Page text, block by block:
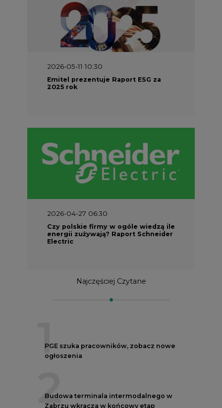
2026-05-11 10:30
Emitel prezentuje Raport ESG za
2025 rok
2026-04-27 06:30
Czy polskie firmy w ogóle wiedzą ile
energii zużywają? Raport Schneider
Electric
Najczęściej Czytane
1
PGE szuka pracowników, zobacz nowe
ogłoszenia
2
Budowa terminala intermodalnego w
Zabrzu wkracza w końcowy etap